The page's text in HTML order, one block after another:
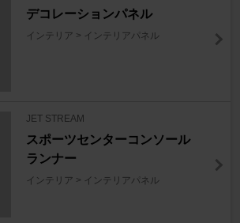
デコレーションパネル
インテリア > インテリアパネル
JET STREAM
スポーツセンターコンソール
ランナー
インテリア > インテリアパネル